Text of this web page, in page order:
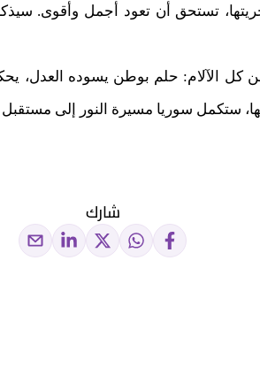
تستحق أن تعود أجمل وأقوى.
كل الآلام: حلم بوطن يسوده العدل،
ستكمل سوريا مسيرة النور إلى مستقبل
شارك